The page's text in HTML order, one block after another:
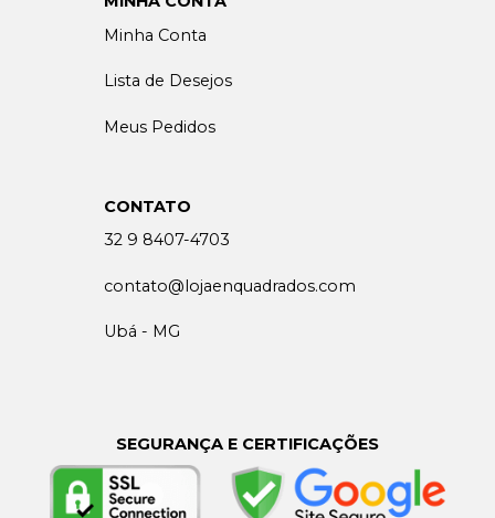
Minha Conta
Lista de Desejos
Meus Pedidos
CONTATO
32 9 8407-4703
contato@lojaenquadrados.com
Ubá - MG
SEGURANÇA E CERTIFICAÇÕES